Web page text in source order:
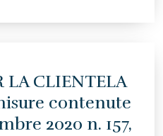
LA CLIENTELA
contenute
2020 n. 157,